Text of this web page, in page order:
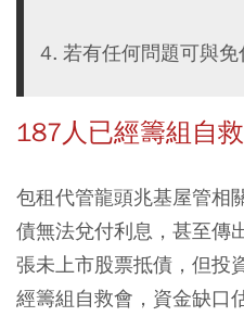
4. 若有任何問題可與免
187人已經籌組自
包租代管龍頭兆基屋管相
債無法兌付利息，甚至傳
張未上市股票抵債，但投
經籌組自救會，資金缺口